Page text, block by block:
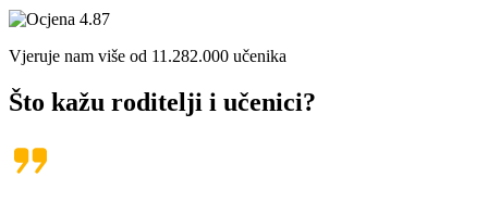
Vjeruje nam više od 11.282.000 učenika
Što kažu roditelji i učenici?